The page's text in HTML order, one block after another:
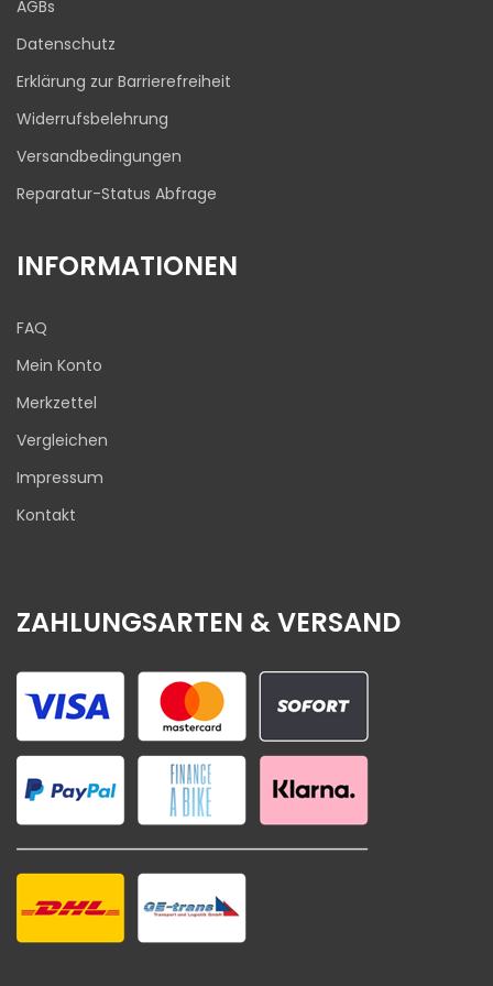
AGBs
Datenschutz
Erklärung zur Barrierefreiheit
Widerrufsbelehrung
Versandbedingungen
Reparatur-Status Abfrage
INFORMATIONEN
FAQ
Mein Konto
Merkzettel
Vergleichen
Impressum
Kontakt
ZAHLUNGSARTEN & VERSAND